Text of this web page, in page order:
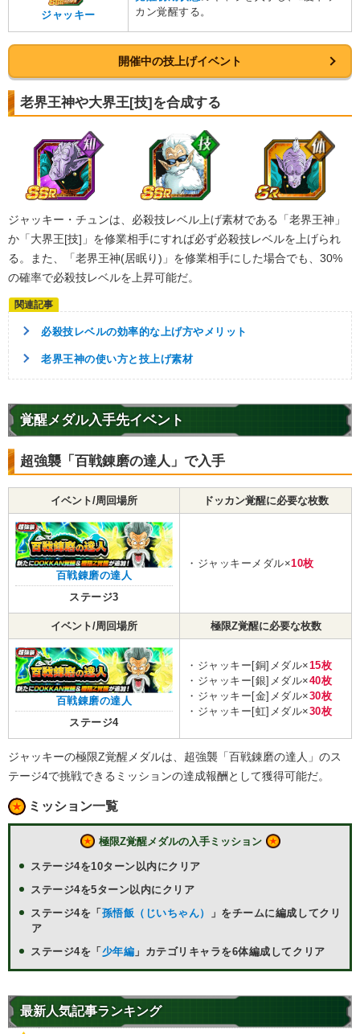
天津飯
7.0 /10点
気力+4
ATK+20%
不思議な大冒険
【一致するカテゴリー(
天下一武道会
地球育ちの戦士
大会出場者
天津飯
【発動リンク効果】
気力+4
【一致するリンクスキル(
)】
不思議な大冒険
ドラゴンボールの導き
地球育ちの戦士
大会出場者
餃子
7.5 /10点
【発動リンク効果】
【一致するリンクスキル(
不思議な大冒険
ドラゴンボールの導き
【一致するカテゴリー(5)】
天下一武道会
少年編
地球育ちの戦士
8.5 /10点
【発動リンク効果】
・
・ATK+20%
ドラゴンボールの導き
不思議な大冒険
【一致するカテゴリー(
)】
天下一武道会
少年編
地球人
地球育ちの戦士
大会出場者
ヤムチャ
・ 気力+4
・ ATK+20%
ドラゴンボールの導き
限界突破
【一致するカテゴリー(
天下一武道会
地球育ちの戦士
大会出場者
アックマン
・気力+3
・ATK+20%
天下一武道会優勝者
ドラゴンボールの導き
ジャッキー
カン覚醒する。
開催中の技上げイベント
老界王神や大界王[技]を合成する
ジャッキー・チュンは、必殺技レベル上げ素材である「老界王神」
か「大界王[技]」を修業相手にすれば必ず必殺技レベルを上げられ
る。また、「老界王神(居眠り)」を修業相手にした場合でも、30%
の確率で必殺技レベルを上昇可能だ。
必殺技レベルの効率的な上げ方やメリット
老界王神の使い方と技上げ素材
覚醒メダル入手先イベント
超強襲「百戦錬磨の達人」で入手
イベント/周回場所 ドッカン覚醒に必要な枚数
百戦錬磨の達人
ステージ3
・ジャッキーメダル×10枚
イベント/周回場所 極限Z覚醒に必要な枚数
百戦錬磨の達人
ステージ4
・ジャッキー[銅]メダル×15枚
・ジャッキー[銀]メダル×40枚
・ジャッキー[金]メダル×30枚
・ジャッキー[虹]メダル×30枚
ジャッキーの極限Z覚醒メダルは、超強襲「百戦錬磨の達人」のス
テージ4で挑戦できるミッションの達成報酬として獲得可能だ。
ミッション一覧
極限Z覚醒メダルの入手ミッション
ステージ4を10ターン以内にクリア
ステージ4を5ターン以内にクリア
ステージ4を「孫悟飯（じいちゃん）
」をチームに編成してクリ
ア
ステージ4を「少年編 」カテゴリキャラを6体編成してクリア
最新人気記事ランキング